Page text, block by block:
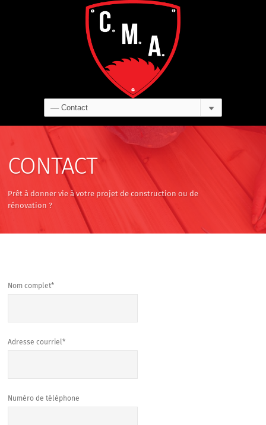
CONTACT
Prêt à donner vie à votre projet de construction ou de
rénovation ?
Nom complet*
Adresse courriel*
Numéro de téléphone